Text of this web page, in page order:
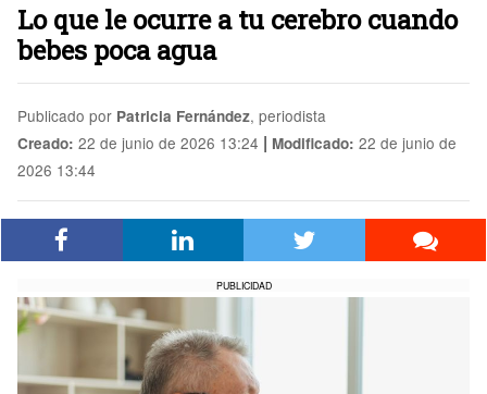
Lo que le ocurre a tu cerebro cuando
bebes poca agua
Publicado por Patricia Fernández, periodista
Creado: 22 de junio de 2026 13:24 | Modificado: 22 de junio de
2026 13:44
PUBLICIDAD